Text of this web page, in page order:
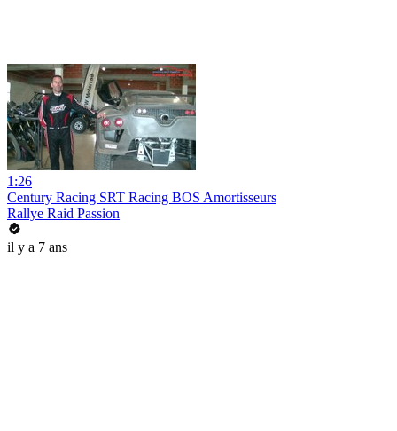
1:26
Century Racing SRT Racing BOS Amortisseurs
Rallye Raid Passion
il y a 7 ans